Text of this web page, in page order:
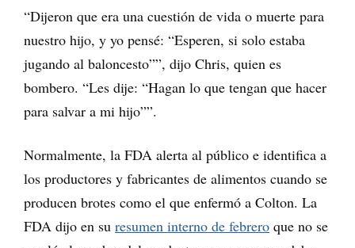
“Dijeron que era una cuestión de vida o muerte para
nuestro hijo, y yo pensé: “Esperen, si solo estaba
jugando al baloncesto””, dijo Chris, quien es
bombero. “Les dije: “Hagan lo que tengan que hacer
para salvar a mi hijo””.
Normalmente, la FDA alerta al público e identifica a
los productores y fabricantes de alimentos cuando se
producen brotes como el que enfermó a Colton. La
FDA dijo en su resumen interno de febrero que no se